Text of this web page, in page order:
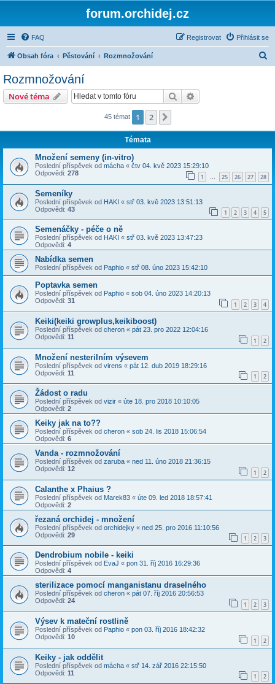
forum.orchidej.cz
FAQ Přihlásit se
Registrovat
Obsah fóra Pěstování Rozmnožování
Rozmnožování
Nové téma Hledat
45 témat 1 2
Témata
Množení semeny (in-vitro)
Poslední příspěvek od mácha « čtv 04. kvě 2023 15:29:10
Odpovědi: 278 1 … 25 26 27 28
Semeníky
Poslední příspěvek od HAKI « stř 03. kvě 2023 13:51:13
Odpovědi: 43 1 2 3 4 5
Semenáčky - péče o ně
Poslední příspěvek od HAKI « stř 03. kvě 2023 13:47:23
Odpovědi: 4
Nabídka semen
Poslední příspěvek od Paphio « stř 08. úno 2023 15:42:10
Poptavka semen
Poslední příspěvek od Paphio « sob 04. úno 2023 14:20:13
Odpovědi: 31 1 2 3 4
Keiki(keiki growplus,keikiboost)
Poslední příspěvek od cheron « pát 23. pro 2022 12:04:16
Odpovědi: 11 1 2
Množení nesterilním výsevem
Poslední příspěvek od virens « pát 12. dub 2019 18:29:16
Odpovědi: 11 1 2
Žádost o radu
Poslední příspěvek od vizir « úte 18. pro 2018 10:10:05
Odpovědi: 2
Keiky jak na to??
Poslední příspěvek od cheron « sob 24. lis 2018 15:06:54
Odpovědi: 6
Vanda - rozmnožování
Poslední příspěvek od zaruba « ned 11. úno 2018 21:36:15
Odpovědi: 12 1 2
Calanthe x Phaius ?
Poslední příspěvek od Marek83 « úte 09. led 2018 18:57:41
Odpovědi: 2
řezaná orchidej - množení
Poslední příspěvek od orchidejky « ned 25. pro 2016 11:10:56
Odpovědi: 29 1 2 3
Dendrobium nobile - keiki
Poslední příspěvek od EvaJ « pon 31. říj 2016 16:29:36
Odpovědi: 4
sterilizace pomocí manganistanu draselného
Poslední příspěvek od cheron « pát 07. říj 2016 20:56:53
Odpovědi: 24 1 2 3
Výsev k mateční rostlině
Poslední příspěvek od Paphio « pon 03. říj 2016 18:42:32
Odpovědi: 10 1 2
Keiky - jak oddělit
Poslední příspěvek od mácha « stř 14. zář 2016 22:15:50
Odpovědi: 11 1 2